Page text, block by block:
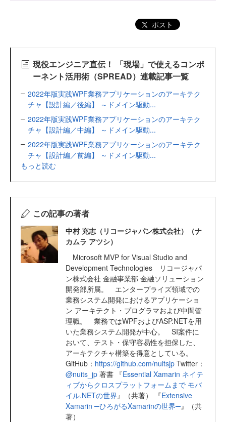
ポスト
現役エンジニア直伝！ 「現場」で使えるコンポ
ーネント活用術（SPREAD）連載記事一覧
2022年版実践WPF業務アプリケーションのアーキテク
チャ【設計編／後編】 ～ドメイン駆動...
2022年版実践WPF業務アプリケーションのアーキテク
チャ【設計編／中編】 ～ドメイン駆動...
2022年版実践WPF業務アプリケーションのアーキテク
チャ【設計編／前編】 ～ドメイン駆動...
もっと読む
この記事の著者
中村 充志（リコージャパン株式会社）（ナ
カムラ アツシ）
Microsoft MVP for Visual Studio and
Development Technologies リコージャパ
ン株式会社 金融事業部 金融ソリューション
開発部所属。 エンタープライズ領域での
業務システム開発におけるアプリケーショ
ン アーキテクト・プログラマおよび中間管
理職。 業務ではWPFおよびASP.NETを用
いた業務システム開発が中心。 SI案件に
おいて、テスト・保守容易性を担保した、
アーキテクチャ構築を得意としている。
GitHub： https://github.com/nuitsjp Twitter：
@nuits_jp 著書 『Essential Xamarin ネイテ
ィブからクロスプラットフォームまで モバ
イル.NETの世界 』（共著） 『Extensive
Xamarin ─ひろがるXamarinの世界─』（共
著）